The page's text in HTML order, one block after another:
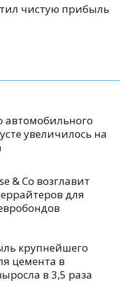
чистую прибыль
автомобильного
увеличилось на
& Co возглавит
для
крупнейшего
цемента в
в 3,5 раза